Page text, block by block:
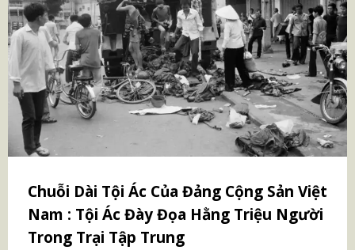
Chuỗi Dài Tội Ác Của Đảng Cộng Sản Việt
Nam : Tội Ác Đày Đọa Hằng Triệu Người
Trong Trại Tập Trung